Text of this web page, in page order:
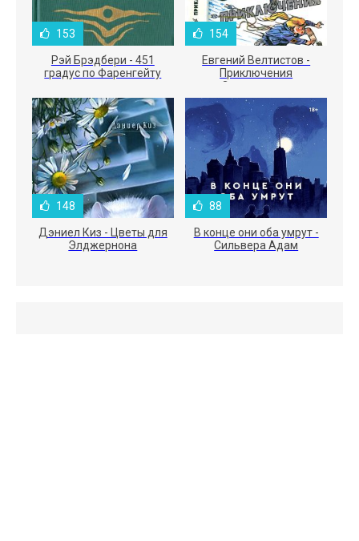
153
Рэй Брэдбери - 451
градус по Фаренгейту
154
Евгений Велтистов -
Приключения
Электроника
148
Дэниел Киз - Цветы для
Элджернона
88
В конце они оба умрут -
Сильвера Адам